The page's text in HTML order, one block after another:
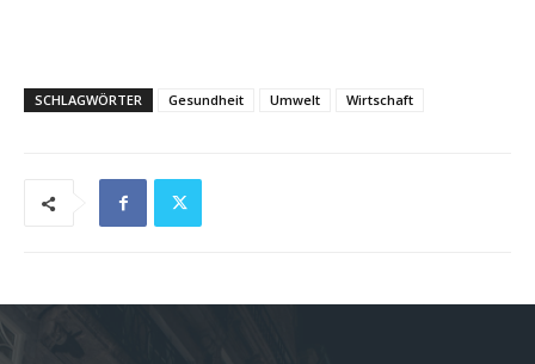
SCHLAGWÖRTER Gesundheit Umwelt Wirtschaft